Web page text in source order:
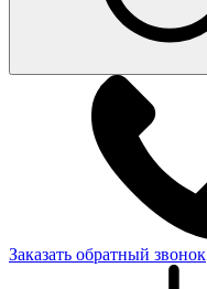
Заказать обратный звонок